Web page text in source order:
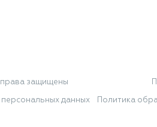
защищены
данных Политика